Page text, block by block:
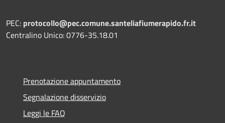
PEC: protocollo@pec.comune.santeliafiumerapido.fr.it
Centralino Unico: 0776-35.18.01
Prenotazione appuntamento
Segnalazione disservizio
Leggi le FAQ